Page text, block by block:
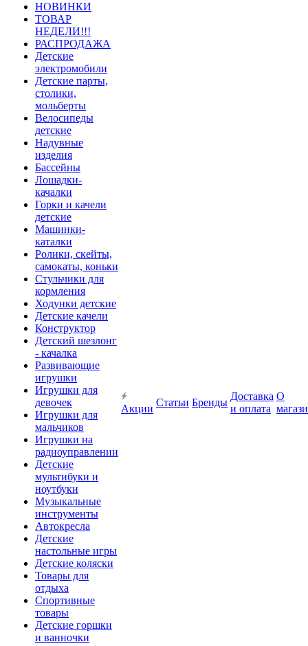
НОВИНКИ
ТОВАР
НЕДЕЛИ!!!
РАСПРОДАЖА
Детские
электромобили
Детские парты,
столики,
мольберты
Велосипеды
детские
Надувные
изделия
Бассейны
Лошадки-
качалки
Горки и качели
детские
Машинки-
каталки
Ролики, скейты,
самокаты, коньки
Стульчики для
кормления
Ходунки детские
Детские качели
Конструктор
Детский шезлонг
- качалка
Развивающие
игрушки
Игрушки для
девочек
Игрушки для
мальчиков
Игрушки на
радиоуправлении
Детские
мультибуки и
ноутбуки
Музыкальные
инструменты
Автокресла
Детские
настольные игры
Детские коляски
Товары для
отдыха
Спортивные
товары
Детские горшки
и ванночки
Акции
Статьи Бренды
Доставка
и оплата
О